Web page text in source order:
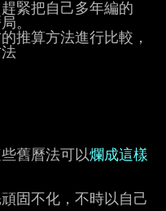
緊把自己多年編的
。
推算方法進行比較，
舊曆法可以爛成這樣
固不化，不時以自己